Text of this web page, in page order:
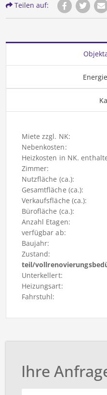
Teilen auf:
Miete zzgl. NK:
Nebenkosten:
Heizkosten in NK.
Zimmer:
Nutzfläche (ca.):
Gesamtfläche (ca.):
Verkaufsfläche (ca.):
Bürofläche (ca.):
Anzahl Etagen:
verfügbar ab:
Baujahr:
Zustand:
teil/
Unterkellert:
Heizungsart:
Fahrstuhl:
Ihre